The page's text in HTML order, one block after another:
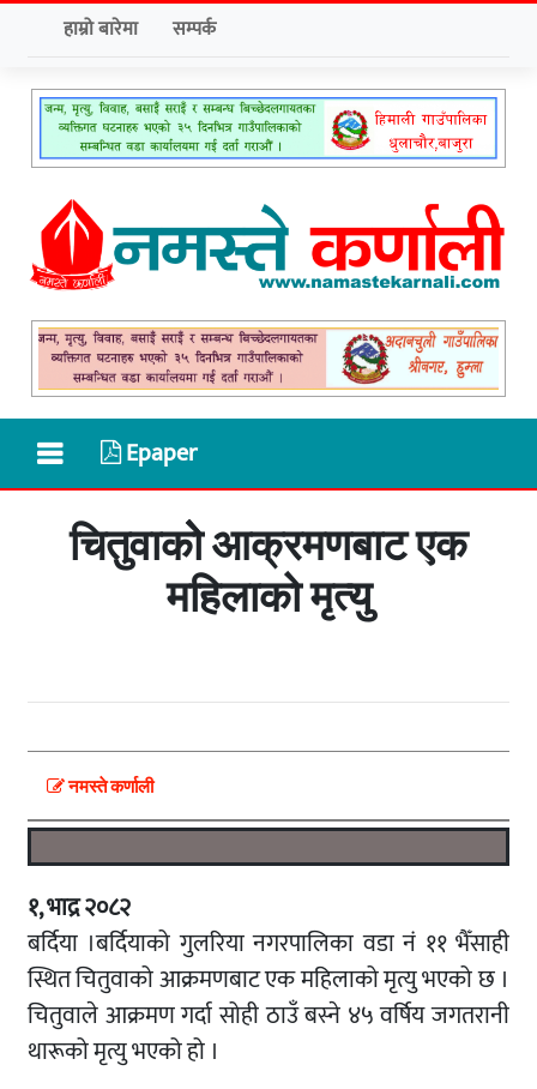
हाम्रो बारेमा सम्पर्क
Epaper
चितुवाकोे आक्रमणबाट एक
महिलाको मृत्यु
नमस्ते कर्णाली
१, भाद्र २०८२
बर्दिया ।बर्दियाको गुलरिया नगरपालिका वडा नं ११ भैँसाही
स्थित चितुवाको आक्रमणबाट एक महिलाको मृत्यु भएको छ ।
चितुवाले आक्रमण गर्दा सोही ठाउँ बस्ने ४५ वर्षिय जगतरानी
थारूको मृत्यु भएको हो ।